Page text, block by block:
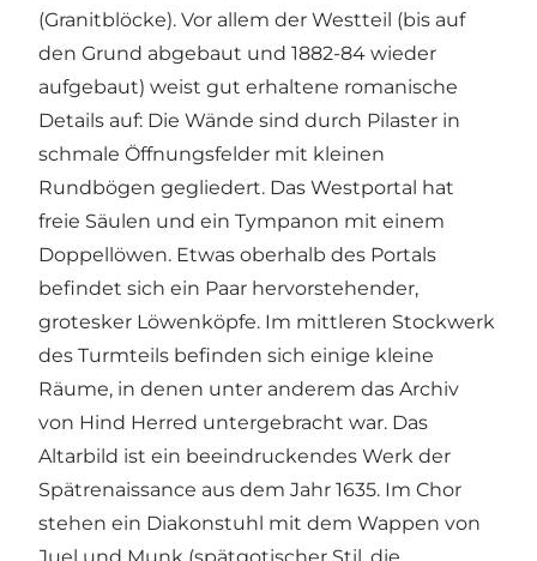
(Granitblöcke). Vor allem der Westteil (bis auf
den Grund abgebaut und 1882-84 wieder
aufgebaut) weist gut erhaltene romanische
Details auf: Die Wände sind durch Pilaster in
schmale Öffnungsfelder mit kleinen
Rundbögen gegliedert. Das Westportal hat
freie Säulen und ein Tympanon mit einem
Doppellöwen. Etwas oberhalb des Portals
befindet sich ein Paar hervorstehender,
grotesker Löwenköpfe. Im mittleren Stockwerk
des Turmteils befinden sich einige kleine
Räume, in denen unter anderem das Archiv
von Hind Herred untergebracht war. Das
Altarbild ist ein beeindruckendes Werk der
Spätrenaissance aus dem Jahr 1635. Im Chor
stehen ein Diakonstuhl mit dem Wappen von